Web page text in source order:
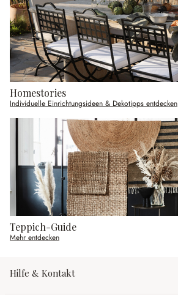
Homestories
Individuelle Einrichtungsideen & Dekotipps entdecken
Teppich-Guide
Mehr entdecken
Hilfe & Kontakt